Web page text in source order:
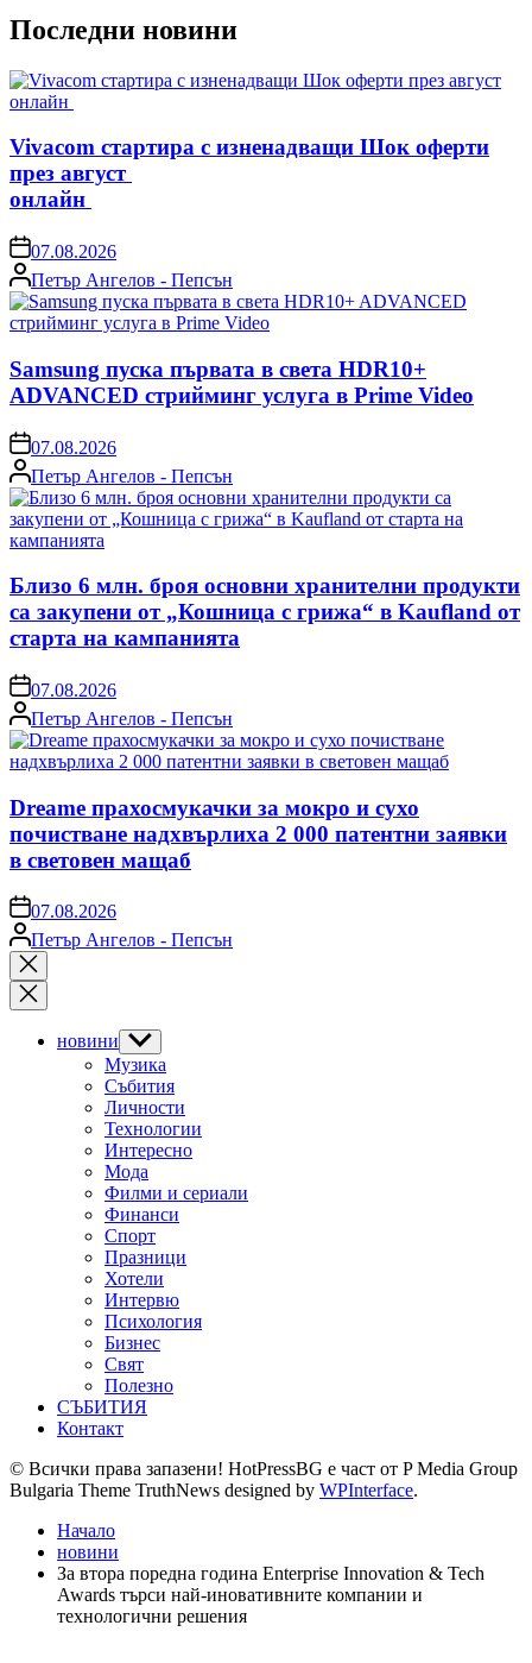
Последни новини
Vivacom стартира с изненадващи Шок оферти
през август
онлайн
on07.08.2026
Posted
by
Петър Ангелов - Пепсън
Samsung пуска първата в света HDR10+
ADVANCED стрийминг услуга в Prime Video
on07.08.2026
Posted
by
Петър Ангелов - Пепсън
Близо 6 млн. броя основни хранителни продукти
са закупени от „Кошница с грижа“ в Kaufland от
старта на кампанията
on07.08.2026
Posted
by
Петър Ангелов - Пепсън
Dreame прахосмукачки за мокро и сухо
почистване надхвърлиха 2 000 патентни заявки
в световен мащаб
on07.08.2026
Posted
by
Петър Ангелов - Пепсън
Close
search
новини Show
sub
menu
Музика
Събития
Личности
Технологии
Интересно
Мода
Филми и сериали
Финанси
Спорт
Празници
Хотели
Интервю
Психология
Бизнес
Свят
Полезно
СЪБИТИЯ
Контакт
© Всички права запазени! HotPressBG е част от P Media Group
Bulgaria Theme TruthNews designed by WPInterface.
Начало
новини
За втора поредна година Enterprise Innovation & Tech
Awards търси най-иновативните компании и
технологични решения